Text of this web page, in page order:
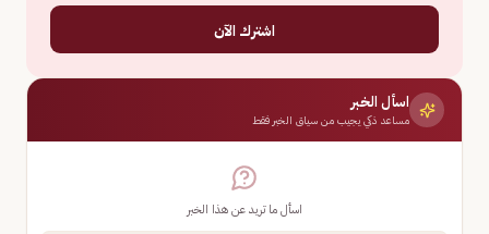
اشترك الآن
اسأل الخبر
مساعد ذكي يجيب من سياق الخبر فقط
اسأل ما تريد عن هذا الخبر